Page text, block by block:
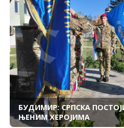
БУДИМИР: СРПСКА
ЊЕНИМ ХЕРОЈИМА